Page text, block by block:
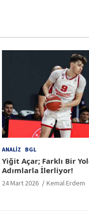
ANALIZ BGL
Yiğit Açar; Farklı Bir
Adımlarla İlerliyor!
24 Mart 2026 Kemal Erdem